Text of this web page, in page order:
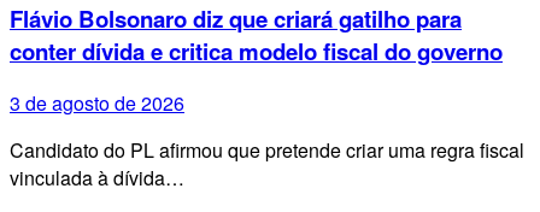
Flávio Bolsonaro diz que criará gatilho para
conter dívida e critica modelo fiscal do governo
3 de agosto de 2026
Candidato do PL afirmou que pretende criar uma regra fiscal
vinculada à dívida…